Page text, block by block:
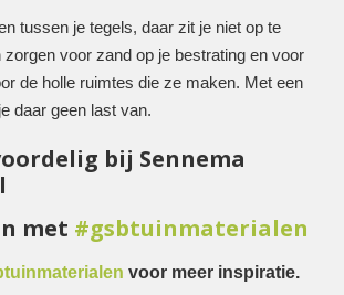
tussen je tegels, daar zit je niet op te
voor zand op je bestrating en voor
de holle ruimtes die ze maken. Met een
daar geen last van.
bij Sennema
met #gsbtuinmaterialen
voor meer inspiratie.